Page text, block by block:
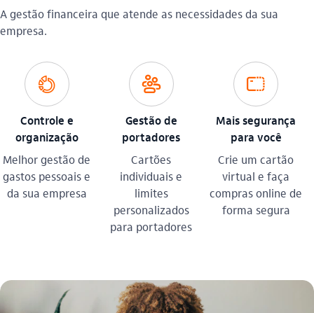
A gestão financeira que atende as necessidades da sua
empresa​.
openbanking_outline
Controle e
organização
Melhor gestão de
gastos pessoais e
da sua empresa
lideranca_outline
Gestão de
portadores
Cartões
individuais e
limites
personalizados
para portadores
virtual_card
Mais segurança
para você
Crie um cartão
virtual e faça
compras online de
forma segura